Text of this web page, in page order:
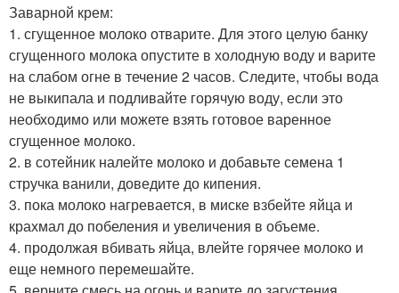
Заварной крем:
1. сгущенное молоко отварите. Для этого целую банку
сгущенного молока опустите в холодную воду и варите
на слабом огне в течение 2 часов. Следите, чтобы вода
не выкипала и подливайте горячую воду, если это
необходимо или можете взять готовое варенное
сгущенное молоко.
2. в сотейник налейте молоко и добавьте семена 1
стручка ванили, доведите до кипения.
3. пока молоко нагревается, в миске взбейте яйца и
крахмал до побеления и увеличения в объеме.
4. продолжая вбивать яйца, влейте горячее молоко и
еще немного перемешайте.